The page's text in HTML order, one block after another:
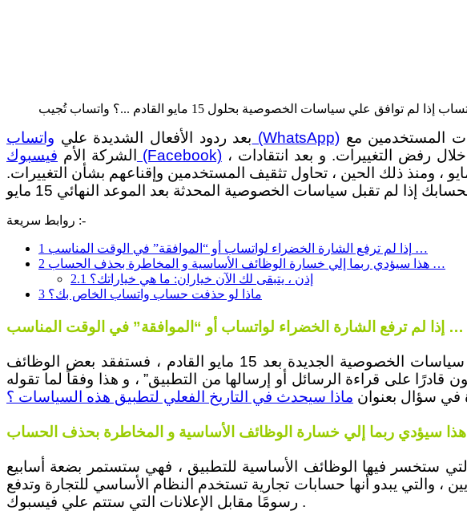
بعد ردود الأفعال الشديدة علي واتساب (WhatsApp) المستخدمين مع
الشركة الأم فيسبوك (Facebook)، و المطالبة بالموافقة عليها والاستمرار في استخدام الخدمة ، أو المخاطرة بفقدان حساباتهم من خلال رفض التغييرات. و بعد انتقادات
واسعة النطاق حول مخاوف الخصوصية ، دفعت الشركة تنفيذ سياستها الجديدة إلى 15 مايو ، ومنذ ذلك الحين ، تحاول تثقيف المستخدمين وإقناعهم بشأن التغييرات.
روابط سريعة :-
1
إذا لم ترفع الشارة الخضراء لواتساب أو “الموافقة” في الوقت المناسب …
2
هذا سيؤدي ربما إلي خسارة الوظائف الأساسية و المخاطرة بحذف الحساب …
2.1 إذن ، يتبقى لك الآن خياران: ما هي خياراتك؟
3 ماذا لو حذفت حساب واتساب الخاص بك؟
إذا لم ترفع الشارة الخضراء لواتساب أو “الموافقة” في الوقت المناسب …
لن تتمكن من إرسال الرسائل أو قراءة الرسائل النصية الواردة ، نعم هذا ما سيحدث إذا لم تقبل سياسات الخصوصية الجديدة بعد 15 مايو القادم ، فستفقد بعض الوظائف
على قراءة الرسائل أو إرسالها من التطبيق” ، و هذا وفقاً لما تقوله
في سؤال بعنوان ماذا سيحدث في التاريخ الفعلي لتطبيق هذه السياسات ؟
والتي يبدو أنها حسابات تجارية تستخدم النظام الأساسي للتجارة وتدفع
رسومًا مقابل الإعلانات التي ستتم علي فيسبوك .